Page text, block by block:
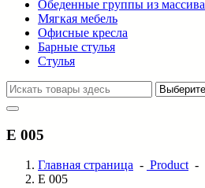
Обеденные группы из массива
Мягкая мебель
Офисные кресла
Барные стулья
Стулья
E 005
Главная страница - Product-
E 005